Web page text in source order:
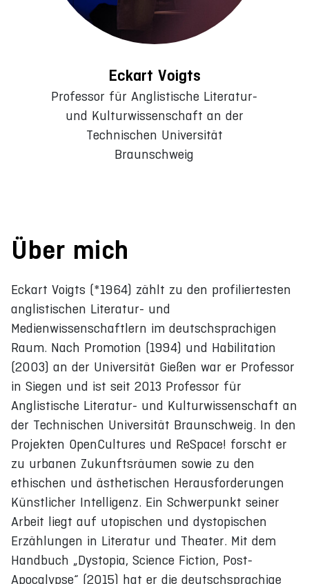
Eckart Voigts
Professor für Anglistische Literatur-
und Kulturwissenschaft an der
Technischen Universität
Braunschweig
Über mich
Eckart Voigts (*1964) zählt zu den profiliertesten
anglistischen Literatur- und
Medienwissenschaftlern im deutschsprachigen
Raum. Nach Promotion (1994) und Habilitation
(2003) an der Universität Gießen war er Professor
in Siegen und ist seit 2013 Professor für
Anglistische Literatur- und Kulturwissenschaft an
der Technischen Universität Braunschweig. In den
Projekten OpenCultures und ReSpace! forscht er
zu urbanen Zukunftsräumen sowie zu den
ethischen und ästhetischen Herausforderungen
Künstlicher Intelligenz. Ein Schwerpunkt seiner
Arbeit liegt auf utopischen und dystopischen
Erzählungen in Literatur und Theater. Mit dem
Handbuch „Dystopia, Science Fiction, Post-
Apocalypse“ (2015) hat er die deutschsprachige